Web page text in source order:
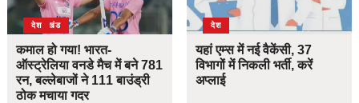
उत्तराखंड
देश
कमाल हो गया! भारत-
ऑस्ट्रेलिया वनडे मैच में बने 781
रन, बल्लेबाजों ने 111 बाउंड्री
ठोक मचाया गदर
देश
यहां एम्स में नई वैकेंसी, 37
विभागों में निकली भर्ती, करें
अप्लाई